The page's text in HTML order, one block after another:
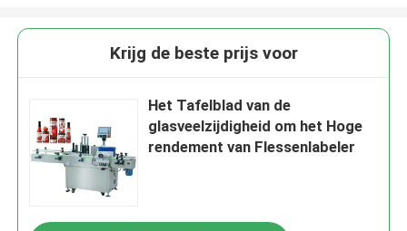
Krijg de beste prijs voor
Het Tafelblad van de
glasveelzijdigheid om het Hoge
rendement van Flessenlabeler